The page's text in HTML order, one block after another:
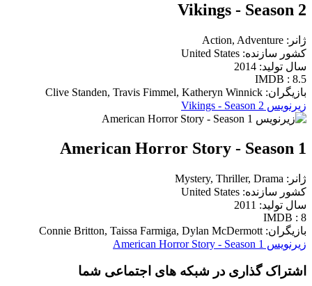
Vikings - Season 2
ژانر: Action, Adventure
کشور سازنده: United States
سال تولید: 2014
IMDB : 8.5
بازیگران: Clive Standen, Travis Fimmel, Katheryn Winnick
زیرنویس Vikings - Season 2
American Horror Story - Season 1
ژانر: Mystery, Thriller, Drama
کشور سازنده: United States
سال تولید: 2011
IMDB : 8
بازیگران: Connie Britton, Taissa Farmiga, Dylan McDermott
زیرنویس American Horror Story - Season 1
اشتراک گذاری در شبکه های اجتماعی شما